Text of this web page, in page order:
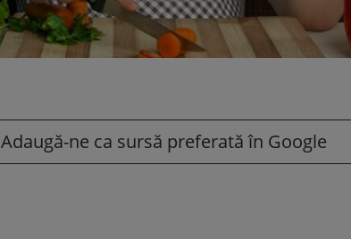
Adaugă-ne ca sursă preferată în Google